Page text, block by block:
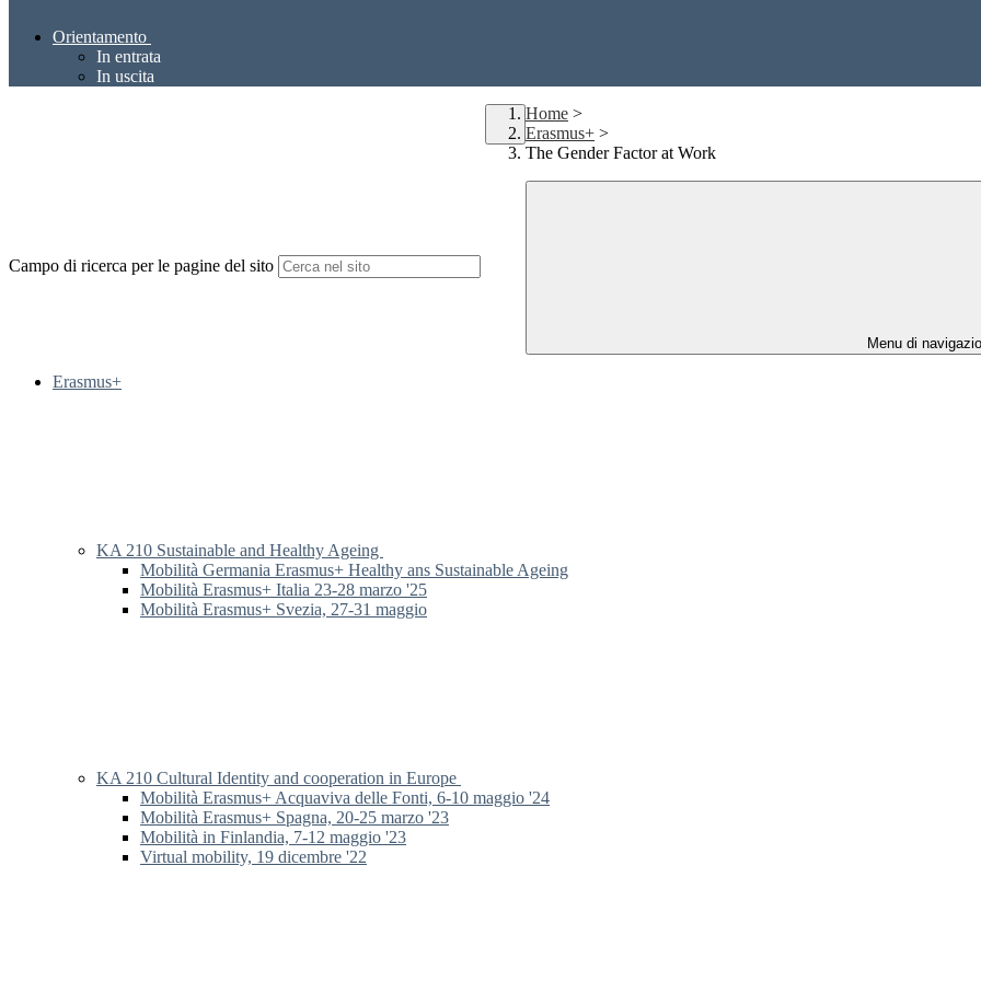
Orientamento
In entrata
In uscita
Campo di ricerca per le pagine del sito
Home >
Erasmus+ >
The Gender Factor at Work
Menu di
Erasmus+
KA 210 Sustainable and Healthy Ageing
Mobilità Germania Erasmus+ Healthy ans Sustainable Ageing
Mobilità Erasmus+ Italia 23-28 marzo '25
Mobilità Erasmus+ Svezia, 27-31 maggio
KA 210 Cultural Identity and cooperation in Europe
Mobilità Erasmus+ Acquaviva delle Fonti, 6-10 maggio '24
Mobilità Erasmus+ Spagna, 20-25 marzo '23
Mobilità in Finlandia, 7-12 maggio '23
Virtual mobility, 19 dicembre '22